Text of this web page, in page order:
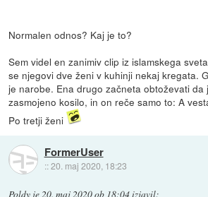
Normalen odnos? Kaj je to?
Sem videl en zanimiv clip iz islamskega
se njegovi dve ženi v kuhinji nekaj kregata.
je narobe. Ena drugo začneta obtoževati da
zasmojeno kosilo, in on reče samo to: A
Po tretji ženi
FormerUser
::20. maj 2020, 18:23
Poldy je20. maj 2020 ob 18:04izjavil: